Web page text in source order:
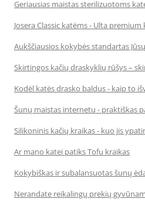
Geriausias maistas sterilizuotoms
Josera Classic katėms - Ulta
Aukščiausios kokybės standartas
Skirtingos kačių draskyklių rūšys –
Kodėl katės drasko baldus - kaip to
Šunų maistas internetu - praktiškas
Silikoninis kačių kraikas - kuo jis
Ar mano katei patiks Tofu kraikas
Kokybiškas ir subalansuotas šunų
Nerandate reikalingų prekių